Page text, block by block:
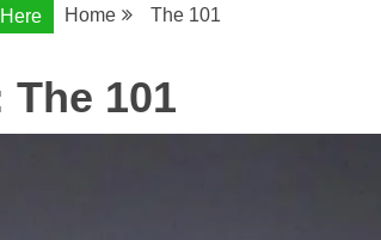
Home The 101
The 101